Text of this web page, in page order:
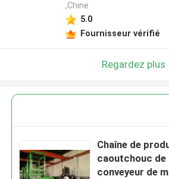
,Chine
5.0
Fournisseur vérifié
Regardez plus
Chaîne de
caoutchouc de
conveyeur de